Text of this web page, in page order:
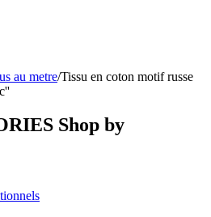
au metre/Tissu en coton motif russe
Shop by